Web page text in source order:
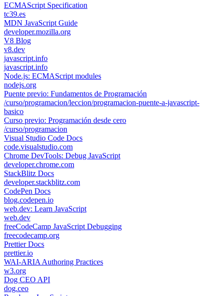
ECMAScript Specification
tc39.es
MDN JavaScript Guide
developer.mozilla.org
V8 Blog
v8.dev
javascript.info
javascript.info
Node.js: ECMAScript modules
nodejs.org
Puente previo: Fundamentos de Programación
/curso/programacion/leccion/programacion-puente-a-javascript-
basico
Curso previo: Programación desde cero
/curso/programacion
Visual Studio Code Docs
code.visualstudio.com
Chrome DevTools: Debug JavaScript
developer.chrome.com
StackBlitz Docs
developer.stackblitz.com
CodePen Docs
blog.codepen.io
web.dev: Learn JavaScript
web.dev
freeCodeCamp JavaScript Debugging
freecodecamp.org
Prettier Docs
prettier.io
WAI-ARIA Authoring Practices
w3.org
Dog CEO API
dog.ceo